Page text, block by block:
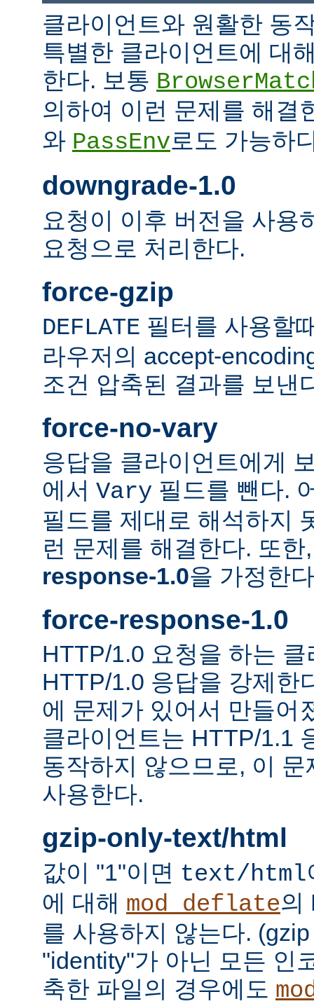
클라이언트와 원활한 동
특별한 클라이언트에 대
한다. 보통
의하여 이런 문제를 해결
와 PassEnv로도 가능하
downgrade-1.0
요청이 이후 버전을 사용
요청으로 처리한다.
force-gzip
DEFLATE 필터를 사용할
라우저의 accept-
조건 압축된 결과를 보낸
force-no-vary
응답을 클라이언트에게
에서 Vary 필드를 뺀다.
필드를 제대로 해석하지
런 문제를 해결한다. 또
response-1.0을 가정한
force-response-1.0
HTTP/1.0 요청을 하는
HTTP/1.0 응답을 강제한
에 문제가 있어서 만들어
클라이언트는 HTTP/1.1
동작하지 않으므로, 이
사용한다.
gzip-only-text/html
값이 "1"이면 text/html
에 대해 mod_deflate의
를 사용하지 않는다.
"identity"가 아닌 모든 인
축한 파일의 경우에도